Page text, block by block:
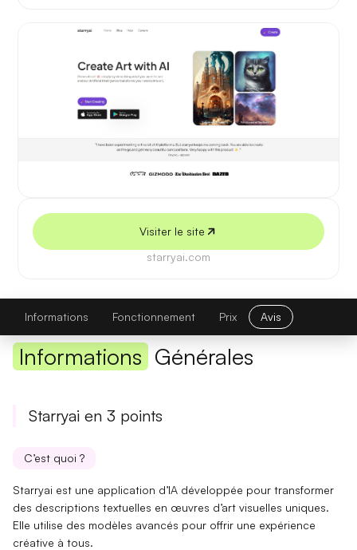
Visiter le site
starryai.com
Starryai
Visiter le site
Informations
Fonctionnement Prix Avis
Informations Générales
Starryai en 3 points
C’est quoi ?
Starryai est une application d’IA développée pour transformer
des descriptions textuelles en œuvres d’art visuelles uniques.
Elle utilise des modèles avancés pour offrir une expérience
créative à tous.